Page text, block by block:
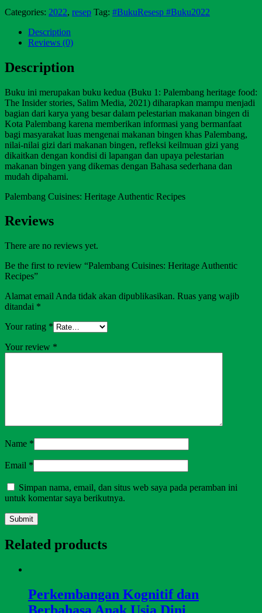
Categories: 2022, resep Tag: #BukuResesp #Buku2022
Description
Reviews (0)
Description
Buku ini merupakan buku kedua (Buku 1: Palembang heritage food:
The Insider stories, Salim Media, 2021) diharapkan mampu menjadi
bagian dari karya yang besar dalam pelestarian makanan bingen di
Kota Palembang karena memberikan informasi yang bermanfaat
bagi masyarakat luas mengenai makanan bingen khas Palembang,
nilai-nilai gizi dari makanan bingen, refleksi keilmuan gizi yang
dikaitkan dengan kondisi di lapangan dan upaya pelestarian
makanan bingen yang dikemas dengan Bahasa sederhana dan
mudah dipahami.
Palembang Cuisines: Heritage Authentic Recipes
Reviews
There are no reviews yet.
Be the first to review “Palembang Cuisines: Heritage Authentic
Recipes”
Alamat email Anda tidak akan dipublikasikan. Ruas yang wajib
ditandai *
Your rating *
Your review *
Name *
Email *
Simpan nama, email, dan situs web saya pada peramban ini
untuk komentar saya berikutnya.
Related products
Perkembangan Kognitif dan